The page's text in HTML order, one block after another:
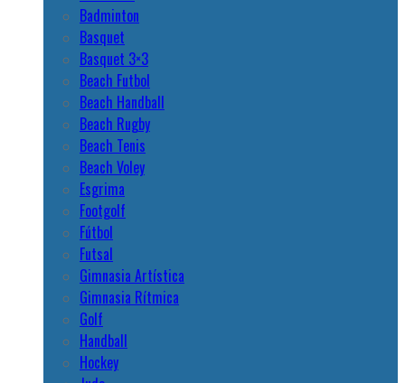
Badminton
Basquet
Basquet 3×3
Beach Futbol
Beach Handball
Beach Rugby
Beach Tenis
Beach Voley
Esgrima
Footgolf
Fútbol
Futsal
Gimnasia Artística
Gimnasia Rítmica
Golf
Handball
Hockey